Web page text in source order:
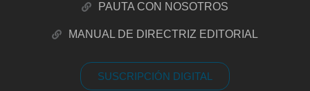
PAUTA CON NOSOTROS
MANUAL DE DIRECTRIZ EDITORIAL
SUSCRIPCIÓN DIGITAL